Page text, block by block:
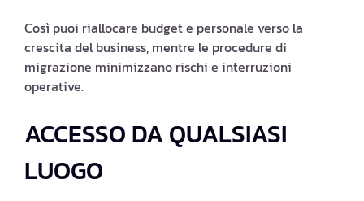
Così puoi riallocare budget e personale verso la
crescita del business, mentre le procedure di
migrazione minimizzano rischi e interruzioni
operative.
ACCESSO DA QUALSIASI
LUOGO